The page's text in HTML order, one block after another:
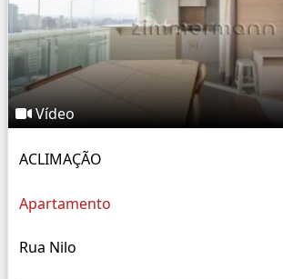
Vídeo
ACLIMAÇÃO
Apartamento
Rua Nilo